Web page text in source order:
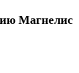
Магнелис